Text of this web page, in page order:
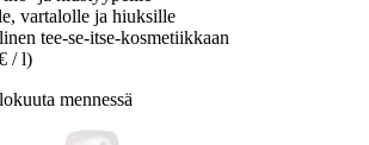
vartalolle ja hiuksille
tee-se-itse-kosmetiikkaan
/ l)
mennessä